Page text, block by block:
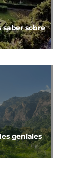
saber sobre
geniales